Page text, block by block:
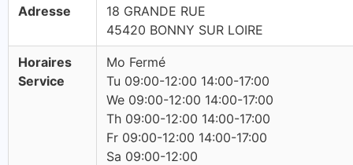
Adresse
18 GRANDE RUE
45420 BONNY SUR LOIRE
Horaires
Service
Mo Fermé
Tu 09:00-12:00 14:00-17:00
We 09:00-12:00 14:00-17:00
Th 09:00-12:00 14:00-17:00
Fr 09:00-12:00 14:00-17:00
Sa 09:00-12:00